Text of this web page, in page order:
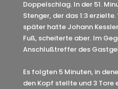
Doppelschlag. In der 51.
Stenger, der das 1:3
später hatte Johann
Fuß, scheiterte aber. Im
Anschlußtreffer des
Es folgten 5 Minuten, in
den Kopf stellte und 3 Tore